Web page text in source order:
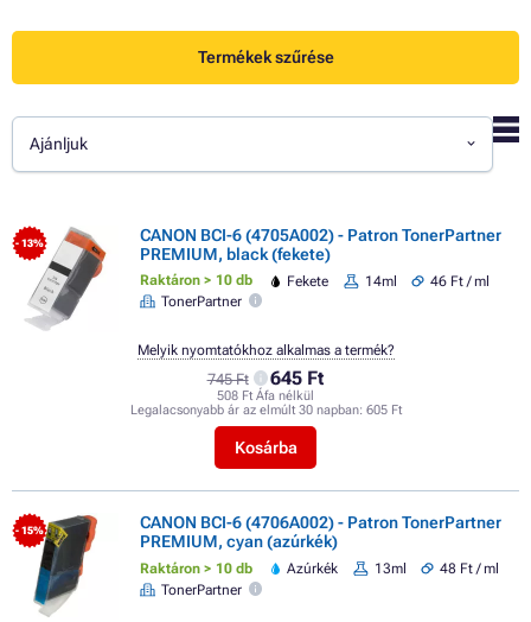
Termékek szűrése
Ajánljuk
- 13%
CANON BCI-6 (4705A002) - Patron TonerPartner
PREMIUM, black (fekete)
Raktáron > 10 db Fekete 14ml
46 Ft / ml
TonerPartner
745 Ft 645 Ft
508 Ft Áfa nélkül
Legalacsonyabb ár az elmúlt 30 napban: 605 Ft
Kosárba
Melyik nyomtatókhoz alkalmas a termék?
- 15%
CANON BCI-6 (4706A002) - Patron TonerPartner
PREMIUM, cyan (azúrkék)
Raktáron > 10 db Azúrkék 13ml
48 Ft / ml
TonerPartner